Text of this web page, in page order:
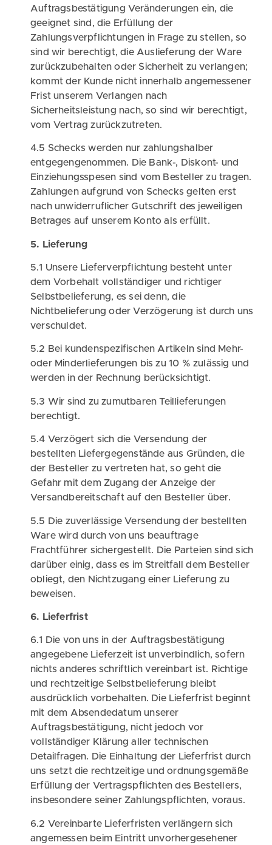
Auftragsbestätigung Veränderungen ein, die
geeignet sind, die Erfüllung der
Zahlungsverpflichtungen in Frage zu stellen, so
sind wir berechtigt, die Auslieferung der Ware
zurückzubehalten oder Sicherheit zu verlangen;
kommt der Kunde nicht innerhalb angemessener
Frist unserem Verlangen nach
Sicherheitsleistung nach, so sind wir berechtigt,
vom Vertrag zurückzutreten.
4.5 Schecks werden nur zahlungshalber
entgegengenommen. Die Bank-, Diskont- und
Einziehungsspesen sind vom Besteller zu tragen.
Zahlungen aufgrund von Schecks gelten erst
nach unwiderruflicher Gutschrift des jeweiligen
Betrages auf unserem Konto als erfüllt.
5. Lieferung
5.1 Unsere Lieferverpflichtung besteht unter
dem Vorbehalt vollständiger und richtiger
Selbstbelieferung, es sei denn, die
Nichtbelieferung oder Verzögerung ist durch uns
verschuldet.
5.2 Bei kundenspezifischen Artikeln sind Mehr-
oder Minderlieferungen bis zu 10 % zulässig und
werden in der Rechnung berücksichtigt.
5.3 Wir sind zu zumutbaren Teillieferungen
berechtigt.
5.4 Verzögert sich die Versendung der
bestellten Liefergegenstände aus Gründen, die
der Besteller zu vertreten hat, so geht die
Gefahr mit dem Zugang der Anzeige der
Versandbereitschaft auf den Besteller über.
5.5 Die zuverlässige Versendung der bestellten
Ware wird durch von uns beauftrage
Frachtführer sichergestellt. Die Parteien sind sich
darüber einig, dass es im Streitfall dem Besteller
obliegt, den Nichtzugang einer Lieferung zu
beweisen.
6. Lieferfrist
6.1 Die von uns in der Auftragsbestätigung
angegebene Lieferzeit ist unverbindlich, sofern
nichts anderes schriftlich vereinbart ist. Richtige
und rechtzeitige Selbstbelieferung bleibt
ausdrücklich vorbehalten. Die Lieferfrist beginnt
mit dem Absendedatum unserer
Auftragsbestätigung, nicht jedoch vor
vollständiger Klärung aller technischen
Detailfragen. Die Einhaltung der Lieferfrist durch
uns setzt die rechtzeitige und ordnungsgemäße
Erfüllung der Vertragspflichten des Bestellers,
insbesondere seiner Zahlungspflichten, voraus.
6.2 Vereinbarte Lieferfristen verlängern sich
angemessen beim Eintritt unvorhergesehener